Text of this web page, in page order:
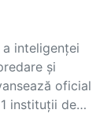
inteligenței
și
oficial
instituții de…